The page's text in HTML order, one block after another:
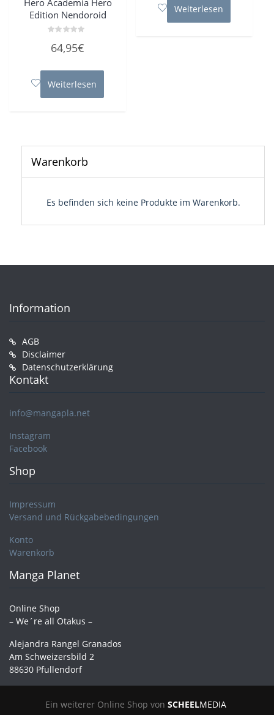
Hero Academia Hero
Edition Nendoroid
mit
5
64,95€
Weiterlesen
Weiterlesen
Warenkorb
Es befinden sich keine Produkte im Warenkorb.
Information
AGB
Disclaimer
Datenschutzerklärung
Kontakt
info@mangapla.net
Instagram
Facebook
Shop
Impressum
Versand und Rückgabebedingungen
Konto
Warenkorb
Manga Planet
Online Shop
– We´re all Otakus –
Alejandra Rangel Granados
Am Schweizersbild 2
88630 Pfullendorf
Ein weiterer Online Shop von SCHEELMEDIA